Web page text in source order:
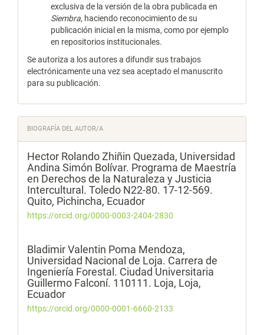
exclusiva de la versión de la obra publicada en
Siembra, haciendo reconocimiento de su
publicación inicial en la misma, como por ejemplo
en repositorios institucionales.
Se autoriza a los autores a difundir sus trabajos
electrónicamente una vez sea aceptado el manuscrito
para su publicación.
BIOGRAFÍA DEL AUTOR/A
Hector Rolando Zhiñin Quezada, Universidad
Andina Simón Bolívar. Programa de Maestría
en Derechos de la Naturaleza y Justicia
Intercultural. Toledo N22-80. 17-12-569.
Quito, Pichincha, Ecuador
https://orcid.org/0000-0003-2404-2830
Bladimir Valentin Poma Mendoza,
Universidad Nacional de Loja. Carrera de
Ingeniería Forestal. Ciudad Universitaria
Guillermo Falconí. 110111. Loja, Loja,
Ecuador
https://orcid.org/0000-0001-6660-2133